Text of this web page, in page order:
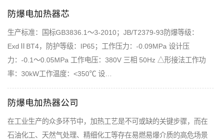
防爆电加热器芯
生产标准：国标GB3836.1～3-2010；JB/T2379-93防爆等级：
ExdⅡBT4，防护等级：IP65；工作压力：-0.09MPa 设计压
力：-0.1～0.05MPa 工作电压：380V 三相 50Hz △形接法工作功
率：30kW工作温度：<350℃ 设…
防爆电加热器公司
在工业生产的众多环节中，加热工艺是不可或缺的关键步骤，而在
石油化工、天然气处理、精细化工等存在易燃易爆介质的高危场景